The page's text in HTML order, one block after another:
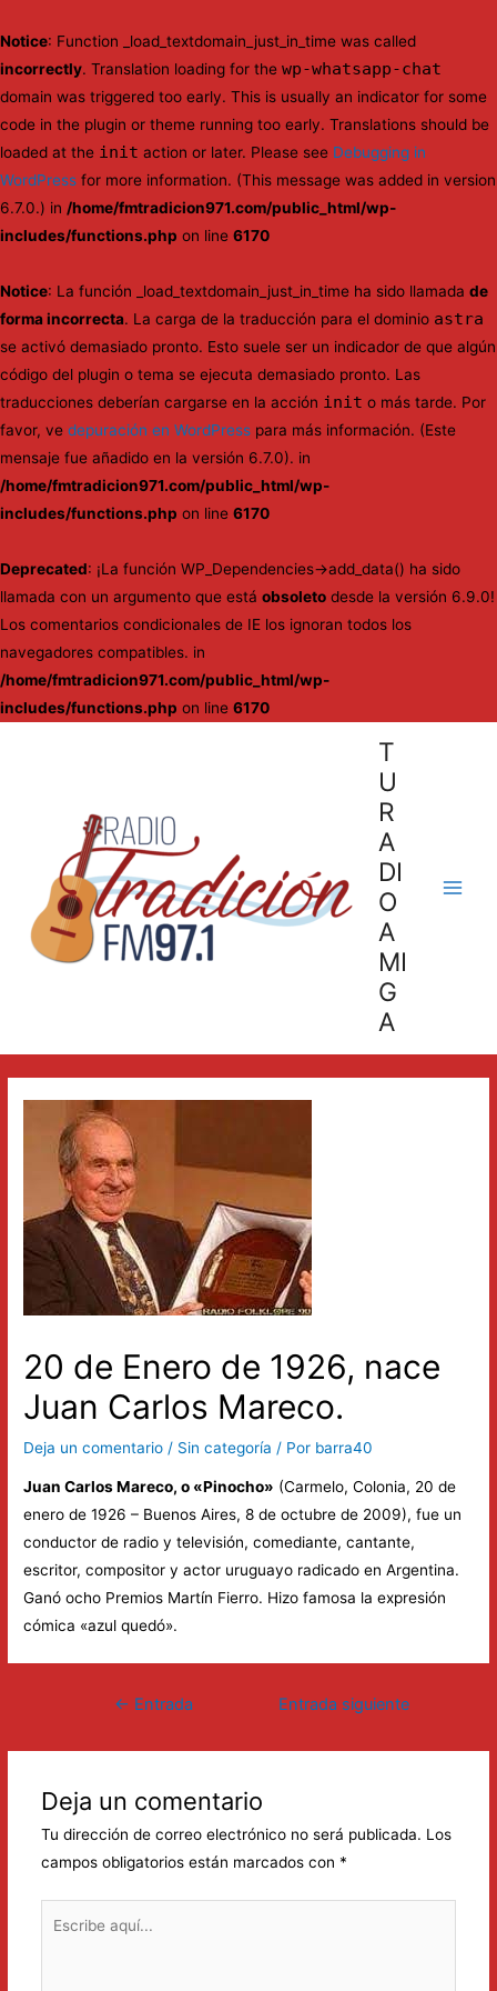
Notice: Function _load_textdomain_just_in_time was called
incorrectly. Translation loading for the wp-whatsapp-chat
domain was triggered too early. This is usually an indicator for some
code in the plugin or theme running too early. Translations should be
loaded at the init action or later. Please see Debugging in
WordPress for more information. (This message was added in version
6.7.0.) in /home/fmtradicion971.com/public_html/wp-
includes/functions.php on line 6170
Notice: La función _load_textdomain_just_in_time ha sido llamada de
forma incorrecta. La carga de la traducción para el dominio astra
se activó demasiado pronto. Esto suele ser un indicador de que algún
código del plugin o tema se ejecuta demasiado pronto. Las
traducciones deberían cargarse en la acción init o más tarde. Por
favor, ve depuración en WordPress para más información. (Este
mensaje fue añadido en la versión 6.7.0). in
/home/fmtradicion971.com/public_html/wp-
includes/functions.php on line 6170
Deprecated: ¡La función WP_Dependencies->add_data() ha sido
llamada con un argumento que está obsoleto desde la versión 6.9.0!
Los comentarios condicionales de IE los ignoran todos los
navegadores compatibles. in
/home/fmtradicion971.com/public_html/wp-
includes/functions.php on line 6170
T
U
R
A
DI
O
A
MI
G
A
20 de Enero de 1926, nace
Juan Carlos Mareco.
Deja un comentario / Sin categoría / Por barra40
Juan Carlos Mareco, o «Pinocho» (Carmelo, Colonia, 20 de
enero de 1926 – Buenos Aires, 8 de octubre de 2009),​ fue un
conductor de radio y televisión, comediante, cantante,
escritor, compositor y actor uruguayo radicado en Argentina.
Ganó ocho Premios Martín Fierro. Hizo famosa la expresión
cómica «azul quedó».
Navegación
entradas
← Entrada
Entrada siguiente
Deja un comentario
Tu dirección de correo electrónico no será publicada. Los
campos obligatorios están marcados con *